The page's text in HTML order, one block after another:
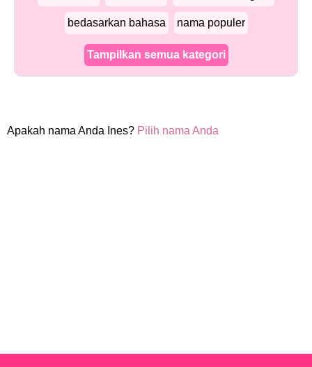
bedasarkan bahasa nama populer
Tampilkan semua kategori
Apakah nama Anda Ines? Pilih nama Anda